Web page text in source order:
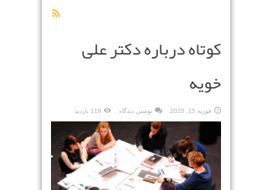
کوتاه درباره دکتر علی
خویه
فوریه 15, 2025 نوشتن دیدگاه 116 بازدید